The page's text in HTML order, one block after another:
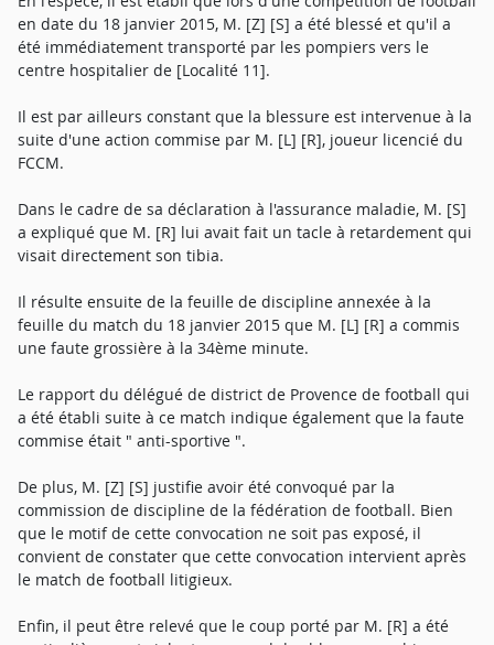
en date du 18 janvier 2015, M. [Z] [S] a été blessé et qu'il a
été immédiatement transporté par les pompiers vers le
centre hospitalier de [Localité 11].
Il est par ailleurs constant que la blessure est intervenue à la
suite d'une action commise par M. [L] [R], joueur licencié du
FCCM.
Dans le cadre de sa déclaration à l'assurance maladie, M. [S]
a expliqué que M. [R] lui avait fait un tacle à retardement qui
visait directement son tibia.
Il résulte ensuite de la feuille de discipline annexée à la
feuille du match du 18 janvier 2015 que M. [L] [R] a commis
une faute grossière à la 34ème minute.
Le rapport du délégué de district de Provence de football qui
a été établi suite à ce match indique également que la faute
commise était " anti-sportive ".
De plus, M. [Z] [S] justifie avoir été convoqué par la
commission de discipline de la fédération de football. Bien
que le motif de cette convocation ne soit pas exposé, il
convient de constater que cette convocation intervient après
le match de football litigieux.
Enfin, il peut être relevé que le coup porté par M. [R] a été